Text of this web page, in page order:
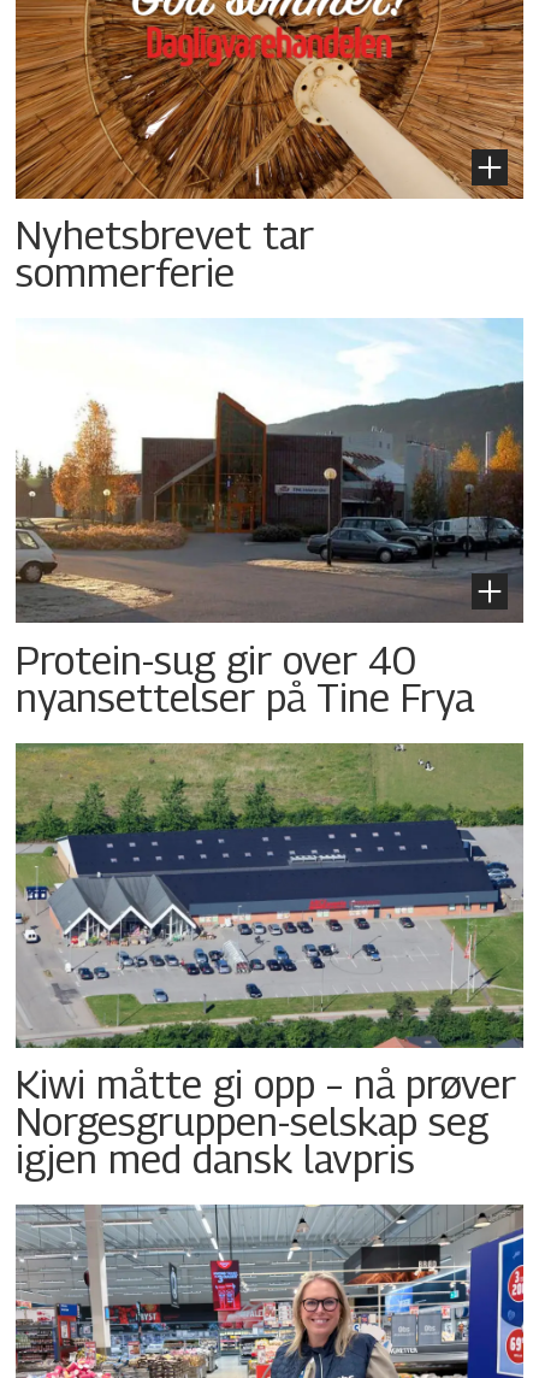
Nyhetsbrevet tar
sommerferie
Protein-sug gir over 40
nyansettelser på Tine Frya
Kiwi måtte gi opp – nå prøver
Norgesgruppen-selskap seg
igjen med dansk lavpris